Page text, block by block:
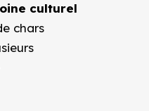
culturel
chars